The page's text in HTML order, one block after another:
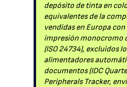
depósito de tinta en
equivalentes de la
vendidas en Europa
impresión monocromo
(ISO 24734), excluidos
alimentadores
documentos (IDC
Peripherals Tracker,